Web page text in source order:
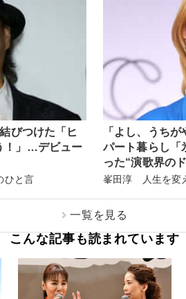
びつけた「ヒ
！」…デビュー
ひと言
「よし、うち
パート暮らし「
った“演歌界の
峯田淳 人生を変
一覧を見る
こんな記事も読まれています